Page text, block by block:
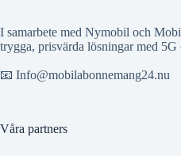
I samarbete med Nymobil och
trygga, prisvärda lösningar med
📧 Info@mobilabonnemang24.nu
Våra partners